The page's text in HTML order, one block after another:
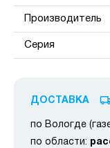
Производитель
Серия
ДОСТАВКА
по Вологде
по области: